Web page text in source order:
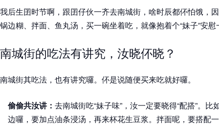
我后生囝时节啊，跟囝仔伙一齐去南城街，啥时辰都伓怕饿，
锅边糊、拌面、鱼丸汤，买一碗坐着吃，就像抱着个“妹子”安
南城街的吃法有讲究，汝晓伓晓？
南城街其吃法，也有讲究囉。伓是说随便买来吃就好囉。
偷偷共汝讲： 去南城街吃“妹子味”，汝一定要晓得“配搭”。
边囉，要加点油条浸汤，再来杯花生豆浆。拌面呢，要搭配